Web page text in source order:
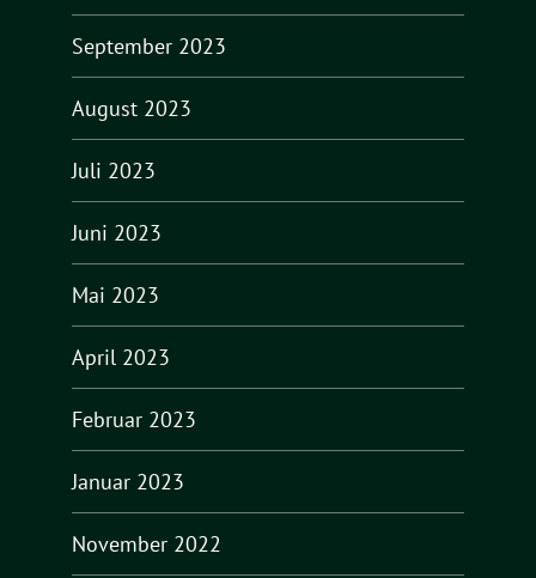
September 2023
August 2023
Juli 2023
Juni 2023
Mai 2023
April 2023
Februar 2023
Januar 2023
November 2022